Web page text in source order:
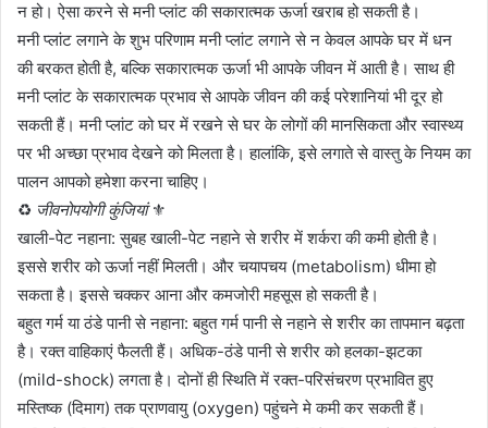
न हो। ऐसा करने से मनी प्लांट की सकारात्मक ऊर्जा खराब हो सकती है।
मनी प्लांट लगाने के शुभ परिणाम मनी प्लांट लगाने से न केवल आपके घर में धन
की बरकत होती है, बल्कि सकारात्मक ऊर्जा भी आपके जीवन में आती है। साथ ही
मनी प्लांट के सकारात्मक प्रभाव से आपके जीवन की कई परेशानियां भी दूर हो
सकती हैं। मनी प्लांट को घर में रखने से घर के लोगों की मानसिकता और स्वास्थ्य
पर भी अच्छा प्रभाव देखने को मिलता है। हालांकि, इसे लगाते से वास्तु के नियम का
पालन आपको हमेशा करना चाहिए।
♻️ जीवनोपयोगी कुंजियां⚜️
खाली-पेट नहाना: सुबह खाली-पेट नहाने से शरीर में शर्करा की कमी होती है।
इससे शरीर को ऊर्जा नहीं मिलती। और चयापचय (metabolism) धीमा हो
सकता है। इससे चक्कर आना और कमजोरी महसूस हो सकती है।
बहुत गर्म या ठंडे पानी से नहाना: बहुत गर्म पानी से नहाने से शरीर का तापमान बढ़ता
है। रक्त वाहिकाएं फैलती हैं। अधिक-ठंडे पानी से शरीर को हलका-झटका
(mild-shock) लगता है। दोनों ही स्थिति में रक्त-परिसंचरण प्रभावित हुए
मस्तिष्क (दिमाग) तक प्राणवायु (oxygen) पहुंचने मे कमी कर सकती हैं।